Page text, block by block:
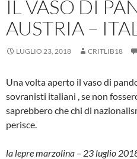
IL VASO DI
AUSTRIA –
LUGLIO 23, 2018 CRITLIB18
Una volta aperto il vaso di
sovranisti italiani , se non
saprebbero che chi di
perisce.
la lepre marzolina – 23 luglio